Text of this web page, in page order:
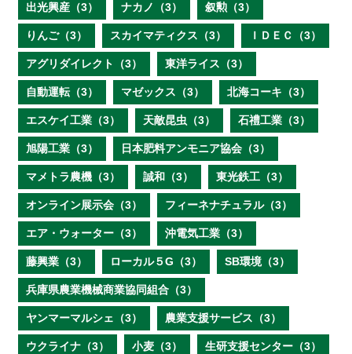
出光興産（3） ナカノ（3） 叙勲（3）
りんご（3） スカイマティクス（3） ＩＤＥＣ（3）
アグリダイレクト（3） 東洋ライス（3）
自動運転（3） マゼックス（3） 北海コーキ（3）
エスケイ工業（3） 天敵昆虫（3） 石禮工業（3）
旭陽工業（3） 日本肥料アンモニア協会（3）
マメトラ農機（3） 誠和（3） 東光鉄工（3）
オンライン展示会（3） フィーネナチュラル（3）
エア・ウォーター（3） 沖電気工業（3）
藤興業（3） ローカル５G（3） SB環境（3）
兵庫県農業機械商業協同組合（3）
ヤンマーマルシェ（3） 農業支援サービス（3）
ウクライナ（3） 小麦（3） 生研支援センター（3）